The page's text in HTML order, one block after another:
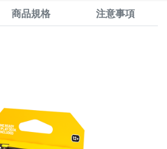
商品規格 注意事項